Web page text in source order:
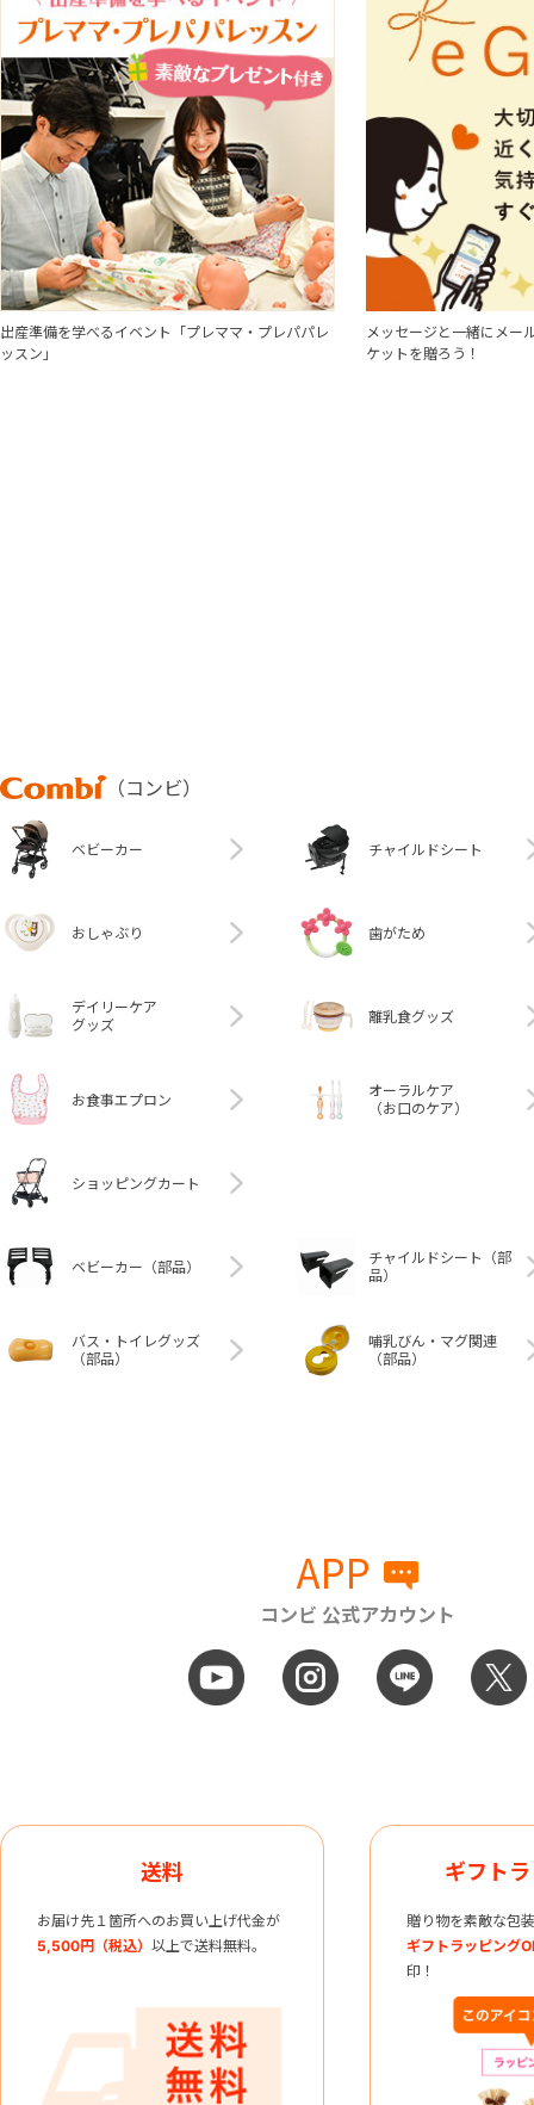
出産準備を学べるイベント「プレママ・プレパパレ
ッスン」
メッセージと一緒にメー
ケットを贈ろう！
Combi
（コンビ）
ベビーカー チャイルドシート
おしゃぶり 歯がため
デイリーケア
グッズ
離乳食グッズ
お食事エプロン
オーラルケア
（お口のケア）
ショッピングカート
ベビーカー（部品）
チャイルドシート（部
品）
バス・トイレグッズ
（部品）
哺乳びん・マグ関連
（部品）
APP
コンビ 公式アカウント
送料
お届け先１箇所へのお買い上げ代金が
5,500円（税込） 以上で送料無料。
ギフト
贈り物を素敵な包
ギフトラッピング
印！